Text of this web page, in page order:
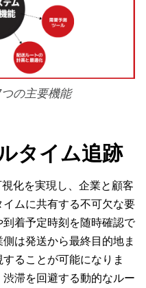
の主要機能
タイム追跡
化を実現し、企業と顧客
ムに共有する不可欠な要
着予定時刻を随時確認で
は発送から最終目的地ま
ることが可能になりま
滞を回避する動的なルー